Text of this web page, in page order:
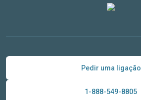
Pedir uma ligação
1-888-549-8805